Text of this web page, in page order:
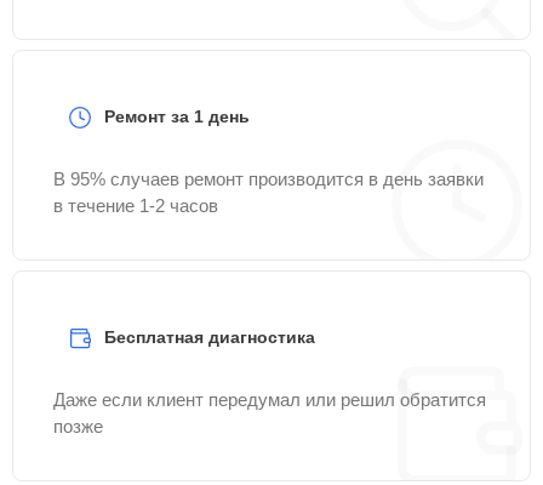
Ремонт за 1 день
В 95% случаев ремонт производится в день заявки
в течение 1-2 часов
Бесплатная диагностика
Даже если клиент передумал или решил обратится
позже